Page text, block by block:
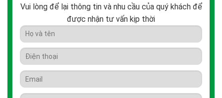
Vui lòng để lại thông tin và nhu cầu của quý khách để
được nhận tư vấn kịp thời